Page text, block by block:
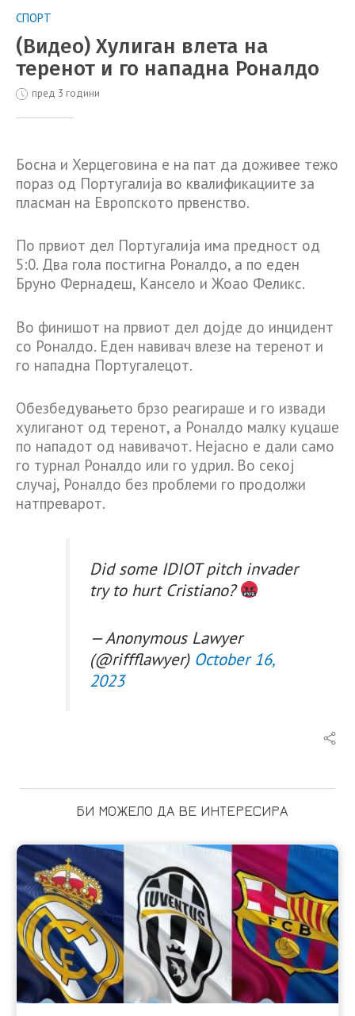
СПОРТ
(Видео) Хулиган влета на
теренот и го нападна Роналдо
пред 3 години
Босна и Херцеговина е на пат да доживее тежо
пораз од Португалија во квалификациите за
пласман на Европското првенство.
По првиот дел Португалија има предност од
5:0. Два гола постигна Роналдо, а по еден
Бруно Фернадеш, Кансело и Жоао Феликс.
Во финишот на првиот дел дојде до инцидент
со Роналдо. Еден навивач влезе на теренот и
го нападна Португалецот.
Обезбедувањето брзо реагираше и го извади
хулиганот од теренот, а Роналдо малку куцаше
по нападот од навивачот. Нејасно е дали само
го турнал Роналдо или го удрил. Во секој
случај, Роналдо без проблеми го продолжи
натпреварот.
Did some IDIOT pitch invader
try to hurt Cristiano?
— Anonymous Lawyer
(@riffflawyer) October 16,
2023
БИ МОЖЕЛО ДА ВЕ ИНТЕРЕСИРА